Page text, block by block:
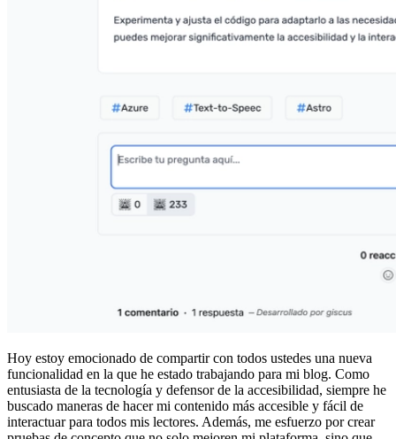
Hoy estoy emocionado de compartir con todos ustedes una nueva
funcionalidad en la que he estado trabajando para mi blog. Como
entusiasta de la tecnología y defensor de la accesibilidad, siempre he
buscado maneras de hacer mi contenido más accesible y fácil de
interactuar para todos mis lectores. Además, me esfuerzo por crear